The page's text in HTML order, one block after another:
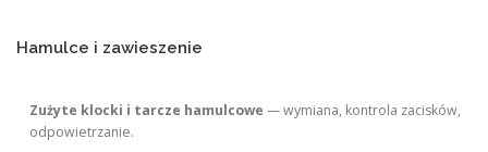
Hamulce i zawieszenie
Zużyte klocki i tarcze hamulcowe — wymiana, kontrola zacisków,
odpowietrzanie.